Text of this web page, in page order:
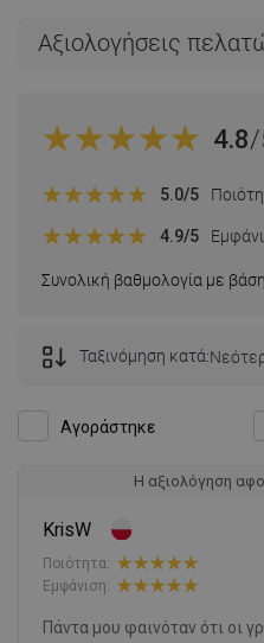
Αξιολογήσεις
4.8/
Συνολική βαθμολογία με
5.0/5
4.9/5
Αγοράστηκε
Ταξινόμηση κατά:
Η αξιολόγηση
KrisW
Ποιότητα:
Εμφάνιση:
Πάντα μου φαινόταν ότι οι